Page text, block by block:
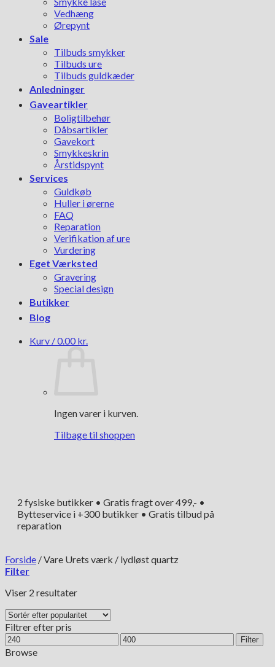
Vedhæng
Ørepynt
Sale
Tilbuds smykker
Tilbuds ure
Tilbuds guldkæder
Anledninger
Gaveartikler
Boligtilbehør
Dåbsartikler
Gavekort
Smykkeskrin
Årstidspynt
Services
Guldkøb
Huller i ørerne
FAQ
Reparation
Verifikation af ure
Vurdering
Eget Værksted
Gravering
Special design
Butikker
Blog
Kurv /0.00 kr.
Ingen varer i kurven.
Tilbage til shoppen
2 fysiske butikker • Gratis fragt over 499,- •
Bytteservice i +300 butikker • Gratis tilbud på
reparation
Forside /Vare Urets værk / lydløst quartz
Filter
Viser 2 resultaterSorteret
popularitet
Filtrer efter pris
Mindste
pris
Højeste
pris
Filter
Browse